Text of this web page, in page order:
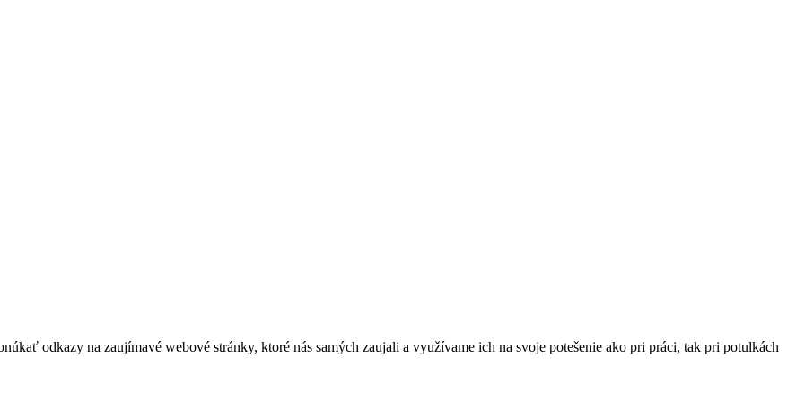
odkazy na zaujímavé webové stránky, ktoré nás samých zaujali a využívame ich na svoje potešenie ako pri práci, tak pri potulkách